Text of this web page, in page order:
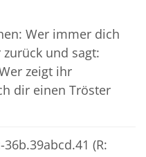
Wer immer dich
und sagt:
zeigt ihr
dir einen Tröster
(R: